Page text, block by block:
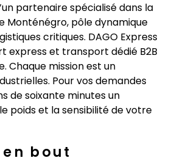
partenaire spécialisé dans la
Monténégro, pôle dynamique
critiques. DAGO Express
express et transport dédié B2B
Chaque mission est un
Pour vos demandes
de soixante minutes un
poids et la sensibilité de votre
bout